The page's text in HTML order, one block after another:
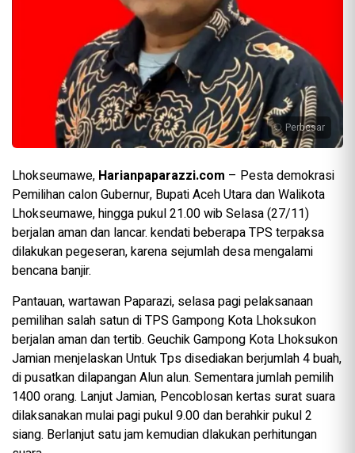
Perbesar
Lhokseumawe, Harianpaparazzi.com – Pesta demokrasi
Pemilihan calon Gubernur, Bupati Aceh Utara dan Walikota
Lhokseumawe, hingga pukul 21.00 wib Selasa (27/11)
berjalan aman dan lancar. kendati beberapa TPS terpaksa
dilakukan pegeseran, karena sejumlah desa mengalami
bencana banjir.
Pantauan, wartawan Paparazi, selasa pagi pelaksanaan
pemilihan salah satun di TPS Gampong Kota Lhoksukon
berjalan aman dan tertib. Geuchik Gampong Kota Lhoksukon
Jamian menjelaskan Untuk Tps disediakan berjumlah 4 buah,
di pusatkan dilapangan Alun alun. Sementara jumlah pemilih
1400 orang. Lanjut Jamian, Pencoblosan kertas surat suara
dilaksanakan mulai pagi pukul 9.00 dan berahkir pukul 2
siang. Berlanjut satu jam kemudian dlakukan perhitungan